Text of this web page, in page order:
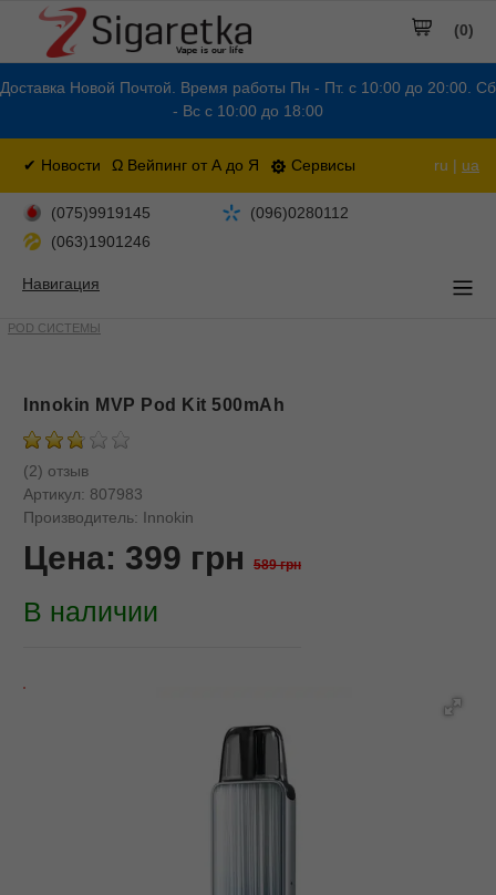
Доставка Новой Почтой. Время работы Пн - Пт. с 10:00 до 20:00. Сб
- Вс с 10:00 до 18:00
✔ Новости Ω Вейпинг от А до Я Сервисы ru | ua
(0)
(075)9919145
(096)0280112
(063)1901246
Навигация
POD СИСТЕМЫ
Innokin MVP Pod Kit 500mAh
(2) отзыв
Артикул: 807983
Производитель: Innokin
Цена: 399 грн 589 грн
В наличии